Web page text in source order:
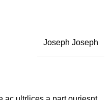
Joseph Joseph